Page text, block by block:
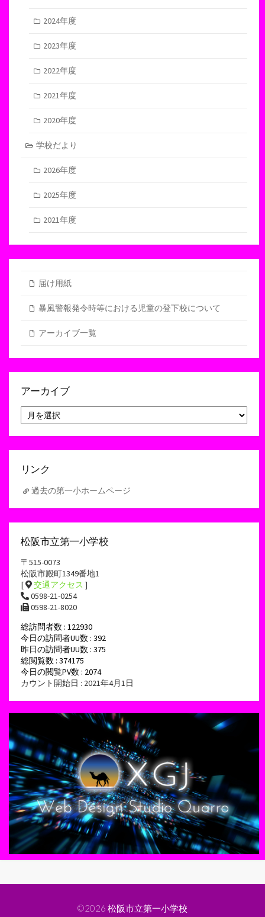
2024年度
2023年度
2022年度
2021年度
2020年度
学校だより
2026年度
2025年度
2021年度
届け用紙
暴風警報発令時等における児童の登下校について
アーカイブ一覧
アーカイブ
ー
カ
リンク
過去の第一小ホームページ
松阪市立第一小学校
〒515-0073
松阪市殿町1349番地1
[
交通アクセス ]
0598-21-0254
0598-21-8020
総訪問者数 : 122930
今日の訪問者UU数 : 392
昨日の訪問者UU数 : 375
総閲覧数 : 374175
今日の閲覧PV数 : 2074
カウント開始日 : 2021年4月1日
©2026 松阪市立第一小学校